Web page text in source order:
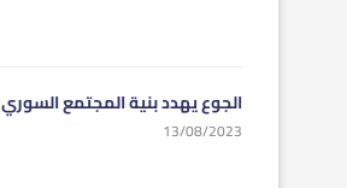
الجوع يهدد بنية المجتمع السوري
13/08/2023